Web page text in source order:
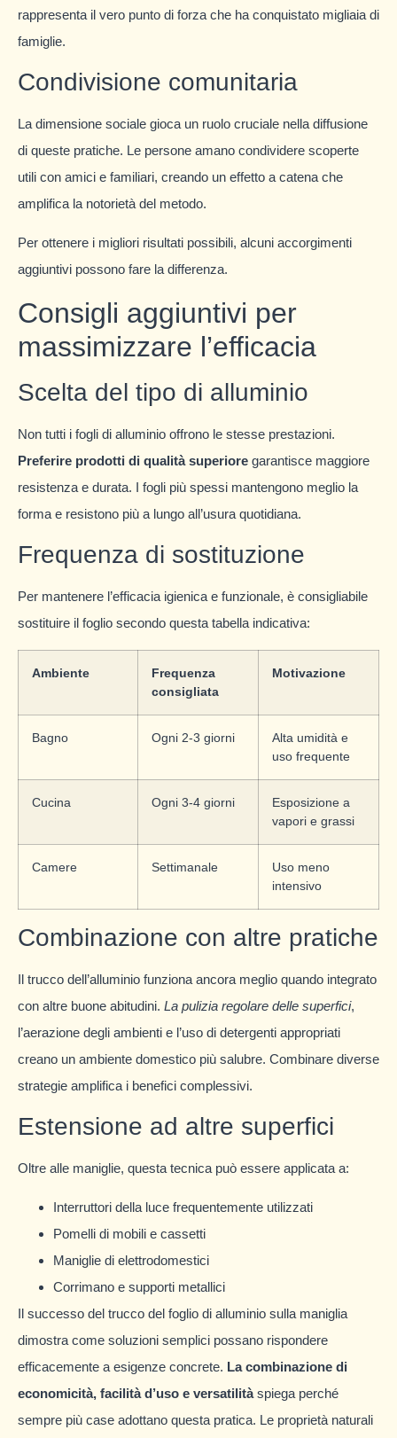
rappresenta il vero punto di forza che ha conquistato migliaia di
famiglie.
Condivisione comunitaria
La dimensione sociale gioca un ruolo cruciale nella diffusione
di queste pratiche. Le persone amano condividere scoperte
utili con amici e familiari, creando un effetto a catena che
amplifica la notorietà del metodo.
Per ottenere i migliori risultati possibili, alcuni accorgimenti
aggiuntivi possono fare la differenza.
Consigli aggiuntivi per
massimizzare l’efficacia
Scelta del tipo di alluminio
Non tutti i fogli di alluminio offrono le stesse prestazioni.
Preferire prodotti di qualità superiore garantisce maggiore
resistenza e durata. I fogli più spessi mantengono meglio la
forma e resistono più a lungo all’usura quotidiana.
Frequenza di sostituzione
Per mantenere l’efficacia igienica e funzionale, è consigliabile
sostituire il foglio secondo questa tabella indicativa:
Ambiente
Frequenza
consigliata
Motivazione
Bagno Ogni 2-3 giorni
Alta umidità e
uso frequente
Cucina Ogni 3-4 giorni
Esposizione a
vapori e grassi
Camere Settimanale
Uso meno
intensivo
Combinazione con altre pratiche
Il trucco dell’alluminio funziona ancora meglio quando integrato
con altre buone abitudini. La pulizia regolare delle superfici,
l’aerazione degli ambienti e l’uso di detergenti appropriati
creano un ambiente domestico più salubre. Combinare diverse
strategie amplifica i benefici complessivi.
Estensione ad altre superfici
Oltre alle maniglie, questa tecnica può essere applicata a:
Interruttori della luce frequentemente utilizzati
Pomelli di mobili e cassetti
Maniglie di elettrodomestici
Corrimano e supporti metallici
Il successo del trucco del foglio di alluminio sulla maniglia
dimostra come soluzioni semplici possano rispondere
efficacemente a esigenze concrete. La combinazione di
economicità, facilità d’uso e versatilitàspiega perché
sempre più case adottano questa pratica. Le proprietà naturali